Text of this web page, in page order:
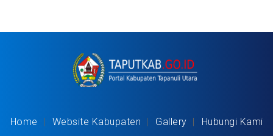
Home Website Kabupaten Gallery Hubungi Kami